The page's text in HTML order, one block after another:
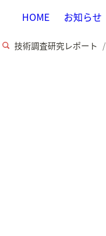
HOME お知らせ
技術調査研究レポート /